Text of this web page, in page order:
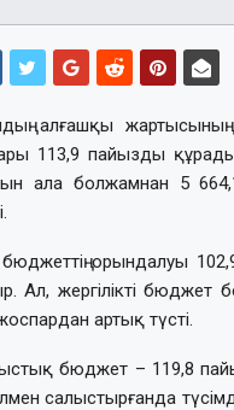
алғашқы
113,9 пайызды
ала болжамнан 5
орындалуы
Ал, жергілікті
артық түсті.
бюджет – 119,8
салыстырғанда